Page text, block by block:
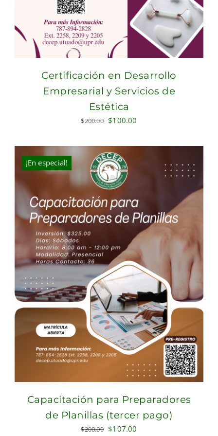
Certificación en Desarrollo
Empresarial y Servicios de
Estética
$200.00 Original
was:
$200.00.
$100.00
is:
¡En especial!
Capacitación para Preparadores
de Planillas (tercer pago)
$200.00 Original
$107.00